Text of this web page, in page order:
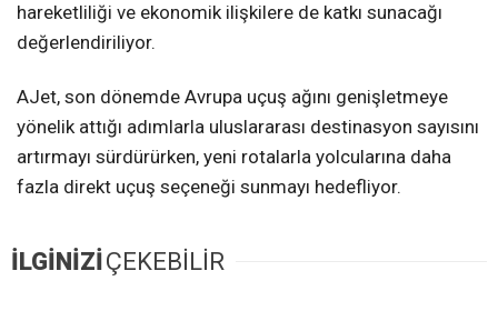
hareketliliği ve ekonomik ilişkilere de katkı sunacağı
değerlendiriliyor.
AJet, son dönemde Avrupa uçuş ağını genişletmeye
yönelik attığı adımlarla uluslararası destinasyon sayısını
artırmayı sürdürürken, yeni rotalarla yolcularına daha
fazla direkt uçuş seçeneği sunmayı hedefliyor.
İLGİNİZİ ÇEKEBİLİR